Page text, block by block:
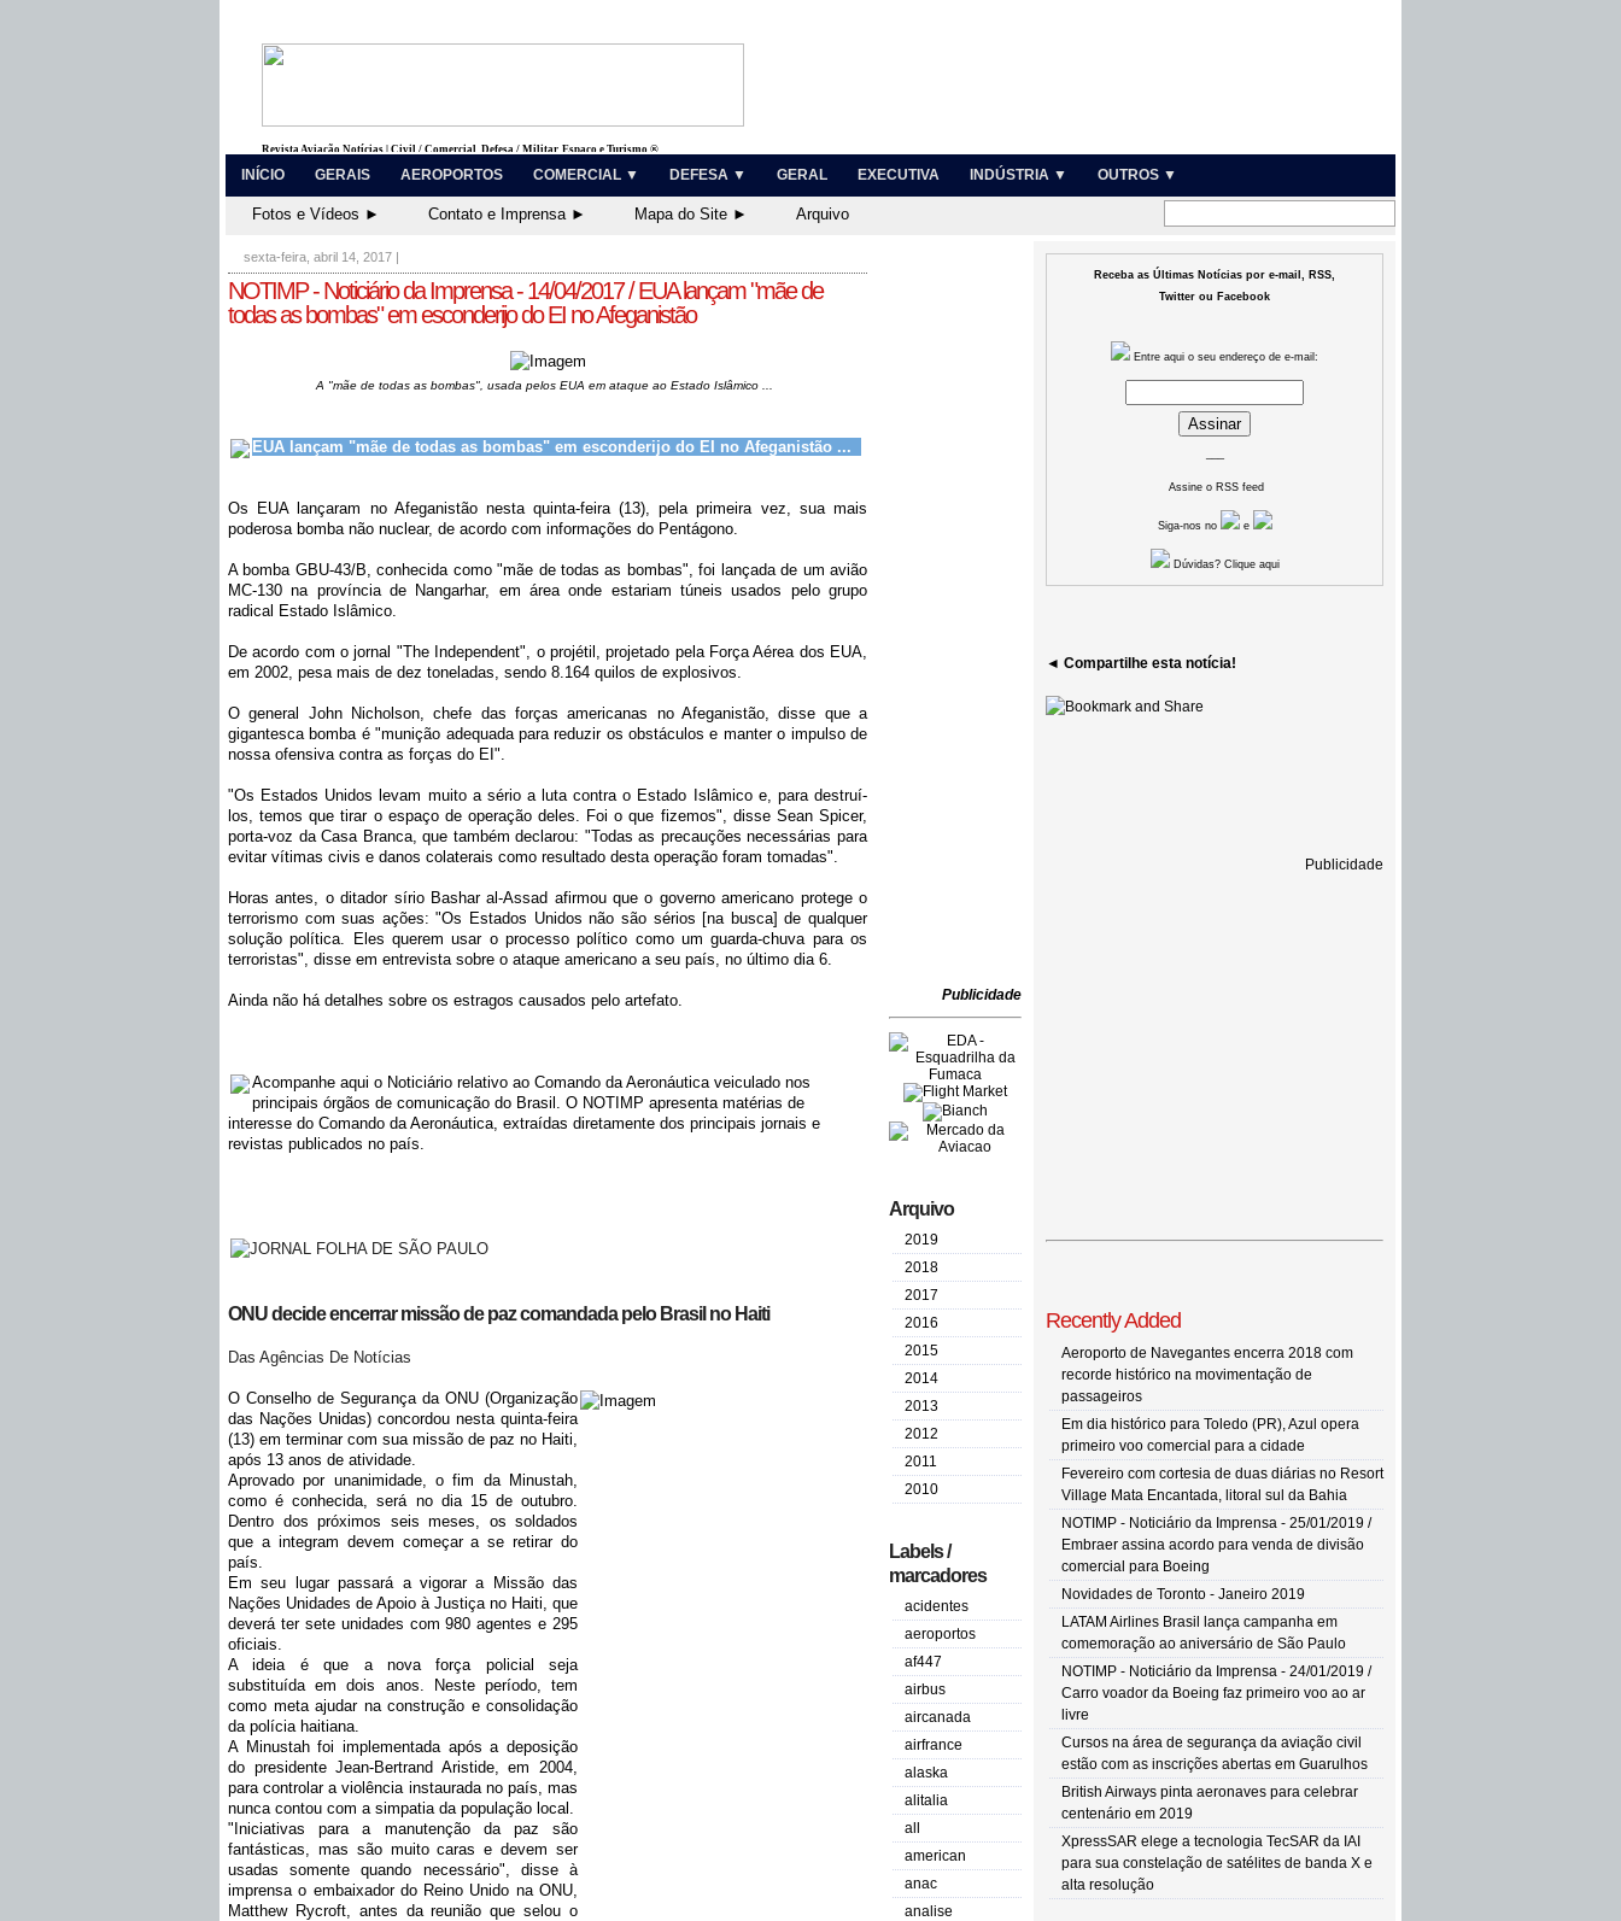
Revista Aviação Notícias | Civil / Comercial, Defesa / Militar, Espaço e Turismo ®
INÍCIO GERAIS AEROPORTOS COMERCIAL ▼ DEFESA ▼ GERAL EXECUTIVA INDÚSTRIA ▼ OUTROS ▼
Fotos e Vídeos ► Contato e Imprensa ► Mapa do Site ► Arquivo
sexta-feira, abril 14, 2017 |
NOTIMP - Noticiário da Imprensa - 14/04/2017 / EUA lançam "mãe de
todas as bombas" em esconderijo do EI no Afeganistão
A "mãe de todas as bombas", usada pelos EUA em ataque ao Estado Islâmico ...
EUA lançam "mãe de todas as bombas" em esconderijo do EI no Afeganistão ...
Os EUA lançaram no Afeganistão nesta quinta-feira (13), pela primeira vez, sua mais
poderosa bomba não nuclear, de acordo com informações do Pentágono.
A bomba GBU-43/B, conhecida como "mãe de todas as bombas", foi lançada de um avião
MC-130 na província de Nangarhar, em área onde estariam túneis usados pelo grupo
radical Estado Islâmico.
De acordo com o jornal "The Independent", o projétil, projetado pela Força Aérea dos EUA,
em 2002, pesa mais de dez toneladas, sendo 8.164 quilos de explosivos.
O general John Nicholson, chefe das forças americanas no Afeganistão, disse que a
gigantesca bomba é "munição adequada para reduzir os obstáculos e manter o impulso de
nossa ofensiva contra as forças do EI".
"Os Estados Unidos levam muito a sério a luta contra o Estado Islâmico e, para destruí-
los, temos que tirar o espaço de operação deles. Foi o que fizemos", disse Sean Spicer,
porta-voz da Casa Branca, que também declarou: "Todas as precauções necessárias para
evitar vítimas civis e danos colaterais como resultado desta operação foram tomadas".
Horas antes, o ditador sírio Bashar al-Assad afirmou que o governo americano protege o
terrorismo com suas ações: "Os Estados Unidos não são sérios [na busca] de qualquer
solução política. Eles querem usar o processo político como um guarda-chuva para os
terroristas", disse em entrevista sobre o ataque americano a seu país, no último dia 6.
Ainda não há detalhes sobre os estragos causados pelo artefato.
Acompanhe aqui o Noticiário relativo ao Comando da Aeronáutica veiculado nos
principais órgãos de comunicação do Brasil. O NOTIMP apresenta matérias de
interesse do Comando da Aeronáutica, extraídas diretamente dos principais jornais e
revistas publicados no país.
ONU decide encerrar missão de paz comandada pelo Brasil no Haiti
Das Agências De Notícias
O Conselho de Segurança da ONU (Organização
das Nações Unidas) concordou nesta quinta-feira
(13) em terminar com sua missão de paz no Haiti,
após 13 anos de atividade.
Aprovado por unanimidade, o fim da Minustah,
como é conhecida, será no dia 15 de outubro.
Dentro dos próximos seis meses, os soldados
que a integram devem começar a se retirar do
país.
Em seu lugar passará a vigorar a Missão das
Nações Unidades de Apoio à Justiça no Haiti, que
deverá ter sete unidades com 980 agentes e 295
oficiais.
A ideia é que a nova força policial seja
substituída em dois anos. Neste período, tem
como meta ajudar na construção e consolidação
da polícia haitiana.
A Minustah foi implementada após a deposição
do presidente Jean-Bertrand Aristide, em 2004,
para controlar a violência instaurada no país, mas
nunca contou com a simpatia da população local.
"Iniciativas para a manutenção da paz são
fantásticas, mas são muito caras e devem ser
usadas somente quando necessário", disse à
imprensa o embaixador do Reino Unido na ONU,
Matthew Rycroft, antes da reunião que selou o
Publicidade
Arquivo
2019
2018
2017
2016
2015
2014
2013
2012
2011
2010
Labels /
marcadores
acidentes
aeroportos
af447
airbus
aircanada
airfrance
alaska
alitalia
all
american
anac
analise
Receba as Últimas Notícias por e-mail, RSS,
Twitter ou Facebook
Entre aqui o seu endereço de e-mail:
Assine o RSS feed
Siga-nos no e
Dúvidas? Clique aqui
◄ Compartilhe esta notícia!
Publicidade
Recently Added
Aeroporto de Navegantes encerra 2018 com
recorde histórico na movimentação de
passageiros
Em dia histórico para Toledo (PR), Azul opera
primeiro voo comercial para a cidade
Fevereiro com cortesia de duas diárias no Resort
Village Mata Encantada, litoral sul da Bahia
NOTIMP - Noticiário da Imprensa - 25/01/2019 /
Embraer assina acordo para venda de divisão
comercial para Boeing
Novidades de Toronto - Janeiro 2019
LATAM Airlines Brasil lança campanha em
comemoração ao aniversário de São Paulo
NOTIMP - Noticiário da Imprensa - 24/01/2019 /
Carro voador da Boeing faz primeiro voo ao ar
livre
Cursos na área de segurança da aviação civil
estão com as inscrições abertas em Guarulhos
British Airways pinta aeronaves para celebrar
centenário em 2019
XpressSAR elege a tecnologia TecSAR da IAI
para sua constelação de satélites de banda X e
alta resolução